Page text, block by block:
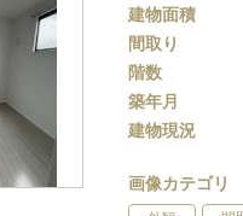
建物面積
間取り
階数
築年月
建物現況
画像カテゴリ